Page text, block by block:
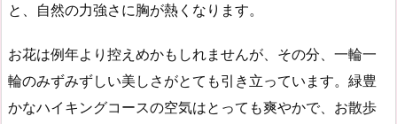
と、自然の力強さに胸が熱くなります。
お花は例年より控えめかもしれませんが、その分、一輪一
輪のみずみずしい美しさがとても引き立っています。緑豊
かなハイキングコースの空気はとっても爽やかで、お散歩